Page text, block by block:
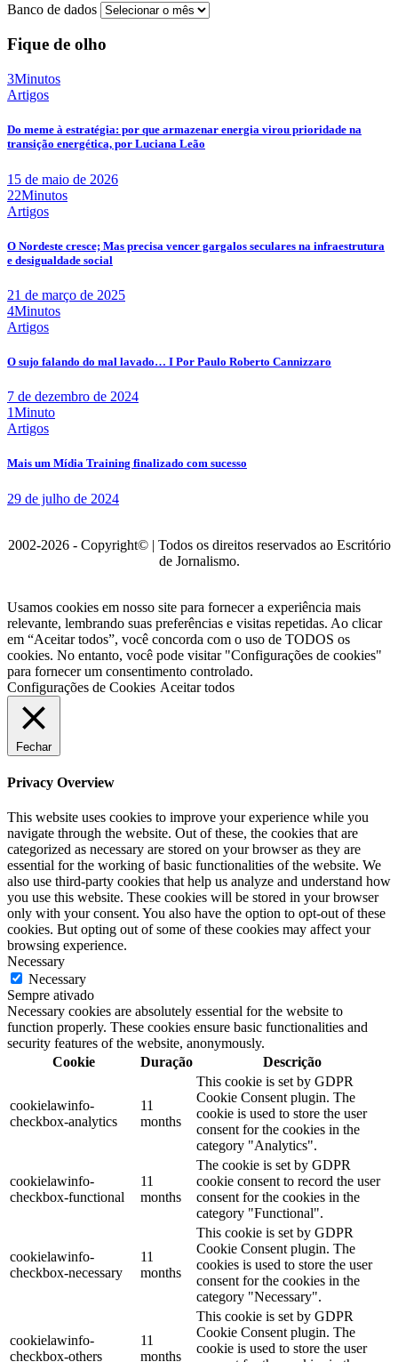
Banco de dados
Fique de olho
3Minutos
Artigos
Do meme à estratégia: por que armazenar energia virou prioridade na
transição energética, por Luciana Leão
15 de maio de 2026
22Minutos
Artigos
O Nordeste cresce; Mas precisa vencer gargalos seculares na infraestrutura
e desigualdade social
21 de março de 2025
4Minutos
Artigos
O sujo falando do mal lavado… I Por Paulo Roberto Cannizzaro
7 de dezembro de 2024
1Minuto
Artigos
Mais um Mídia Training finalizado com sucesso
29 de julho de 2024
2002-2026 - Copyright© | Todos os direitos reservados ao Escritório
de Jornalismo.
Usamos cookies em nosso site para fornecer a experiência mais
relevante, lembrando suas preferências e visitas repetidas. Ao clicar
em “Aceitar todos”, você concorda com o uso de TODOS os
cookies. No entanto, você pode visitar "Configurações de cookies"
para fornecer um consentimento controlado.
Configurações de Cookies Aceitar todos
Fechar
Privacy Overview
This website uses cookies to improve your experience while you
navigate through the website. Out of these, the cookies that are
categorized as necessary are stored on your browser as they are
essential for the working of basic functionalities of the website. We
also use third-party cookies that help us analyze and understand how
you use this website. These cookies will be stored in your browser
only with your consent. You also have the option to opt-out of these
cookies. But opting out of some of these cookies may affect your
browsing experience.
Necessary
Necessary
Sempre ativado
Necessary cookies are absolutely essential for the website to
function properly. These cookies ensure basic functionalities and
security features of the website, anonymously.
Cookie
Duração Descrição
cookielawinfo-
checkbox-analytics
11
months
This cookie is set by GDPR
Cookie Consent plugin. The
cookie is used to store the user
consent for the cookies in the
category "Analytics".
cookielawinfo-
checkbox-functional
11
months
The cookie is set by GDPR
cookie consent to record the user
consent for the cookies in the
category "Functional".
cookielawinfo-
checkbox-necessary
11
months
This cookie is set by GDPR
Cookie Consent plugin. The
cookies is used to store the user
consent for the cookies in the
category "Necessary".
cookielawinfo-
checkbox-others
11
months
This cookie is set by GDPR
Cookie Consent plugin. The
cookie is used to store the user